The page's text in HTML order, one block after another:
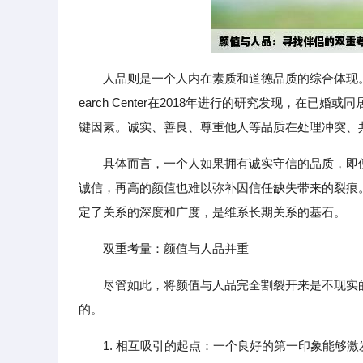
人品则是一个人内在素质和道德品质的综合体
earch Center在2018年进行的研究发现，在已婚或同
键因素。诚实、善良、尊重他人等品质在处理冲突
具体而言，一个人如果拥有诚实守信的品质，
诚信，再高的颜值也难以弥补因信任缺失带来的裂
定了关系的深度和广度，是维系长期关系的基石。
双重考量：颜值与人品并重
尽管如此，将颜值与人品完全割裂开来是不现
的。
1. 相互吸引的起点：一个良好的第一印象能够